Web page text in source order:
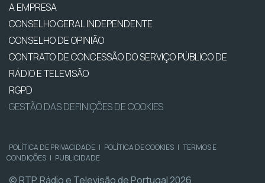
A EMPRESA
CONSELHO GERAL INDEPENDENTE
CONSELHO DE OPINIÃO
CONTRATO DE CONCESSÃO DO SERVIÇO PÚBLICO DE
RÁDIO E TELEVISÃO
RGPD
GESTÃO DAS DEFINIÇÕES DE COOKIES
POLÍTICA DE PRIVACIDADE | POLÍTICA DE COOKIES | TERMOS E
CONDIÇÕES | PUBLICIDADE
© RTP, Rádio e Televisão de Portugal 2026